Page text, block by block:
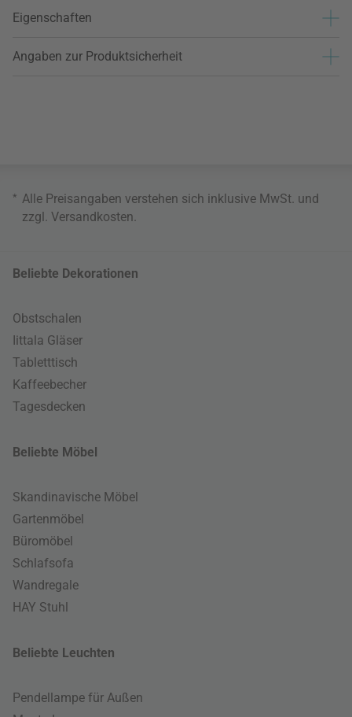
Eigenschaften
Angaben zur Produktsicherheit
* Alle Preisangaben verstehen sich inklusive MwSt. und
zzgl. Versandkosten
Beliebte Dekorationen
Obstschalen
Iittala Gläser
Tabletttisch
Kaffeebecher
Tagesdecken
Beliebte Möbel
Skandinavische Möbel
Gartenmöbel
Büromöbel
Schlafsofa
Wandregale
HAY Stuhl
Beliebte Leuchten
Pendellampe für Außen